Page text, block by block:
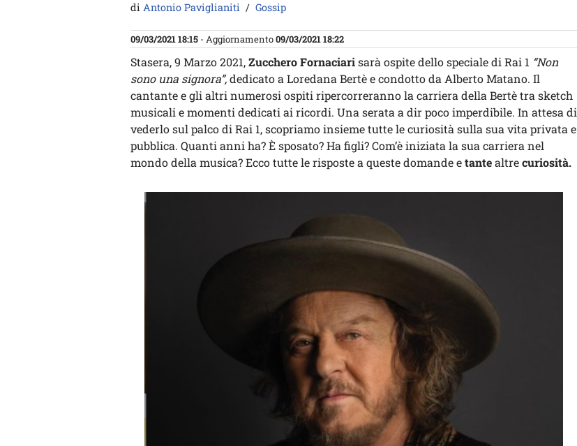
di Antonio Paviglianiti Gossip
09/03/2021 18:15 - Aggiornamento09/03/2021 18:22
Stasera, 9 Marzo 2021,Zucchero Fornaciarisarà ospite dello speciale di Rai 1 “Non
sono una signora”,dedicato a Loredana Bertè e condotto da Alberto Matano. Il
cantante e gli altri numerosi ospiti ripercorreranno la carriera della Bertè tra sketch
musicali e momenti dedicati ai ricordi. Una serata a dir poco imperdibile. In attesa di
vederlo sul palco di Rai 1, scopriamo insieme tutte le curiosità sulla sua vita privata e
pubblica. Quanti anni ha? È sposato? Ha figli? Com’è iniziata la sua carriera nel
mondo della musica? Ecco tutte le risposte a queste domande etantealtrecuriosità.